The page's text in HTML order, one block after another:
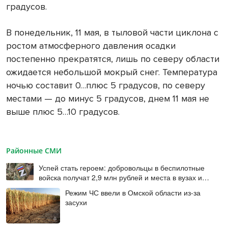
градусов.
В понедельник, 11 мая, в тыловой части циклона с
ростом атмосферного давления осадки
постепенно прекратятся, лишь по северу области
ожидается небольшой мокрый снег. Температура
ночью составит 0…плюс 5 градусов, по северу
местами — до минус 5 градусов, днем 11 мая не
выше плюс 5…10 градусов.
Районные СМИ
Успей стать героем: добровольцы в беспилотные
войска получат 2,9 млн рублей и места в вузах и
колледжах
Режим ЧС ввели в Омской области из-за
засухи